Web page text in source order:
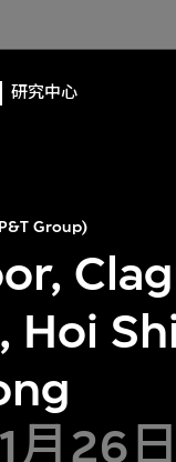
研究中心
Group)
月26日